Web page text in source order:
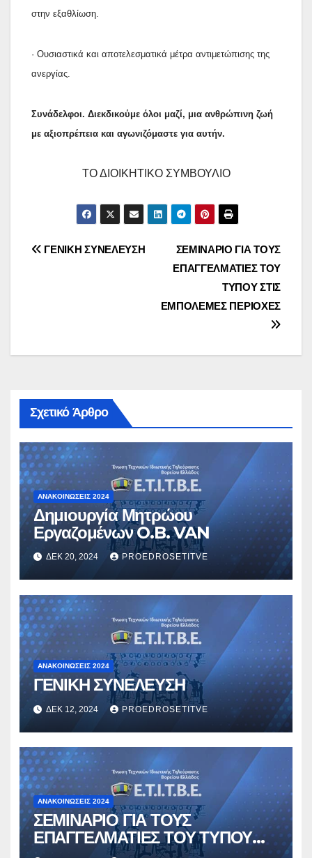
στην εξαθλίωση.
· Ουσιαστικά και αποτελεσματικά μέτρα αντιμετώπισης της
ανεργίας.
Συνάδελφοι. Διεκδικούμε όλοι μαζί, μια ανθρώπινη ζωή
με αξιοπρέπεια και αγωνιζόμαστε για αυτήν.
ΤΟ ΔΙΟΙΚΗΤΙΚΟ ΣΥΜΒΟΥΛΙΟ
Πλοήγηση
ΣΕΜΙΝΑΡΙΟ ΓΙΑ ΤΟΥΣ
ΕΠΑΓΓΕΛΜΑΤΙΕΣ ΤΟΥ
ΤΥΠΟΥ ΣΤΙΣ
ΕΜΠΟΛΕΜΕΣ ΠΕΡΙΟΧΕΣ
ΓΕΝΙΚΗ ΣΥΝΕΛΕΥΣΗ
Σχετικό Άρθρο
ΑΝΑΚΟΙΝΏΣΕΙΣ 2024
Δημιουργία Μητρώου
Εργαζομένων O.B. VAN
ΔΕΚ 20, 2024 PROEDROSETITVE
ΑΝΑΚΟΙΝΏΣΕΙΣ 2024
ΓΕΝΙΚΗ ΣΥΝΕΛΕΥΣΗ
ΔΕΚ 12, 2024 PROEDROSETITVE
ΑΝΑΚΟΙΝΏΣΕΙΣ 2024
ΣΕΜΙΝΑΡΙΟ ΓΙΑ ΤΟΥΣ
ΕΠΑΓΓΕΛΜΑΤΙΕΣ ΤΟΥ ΤΥΠΟΥ